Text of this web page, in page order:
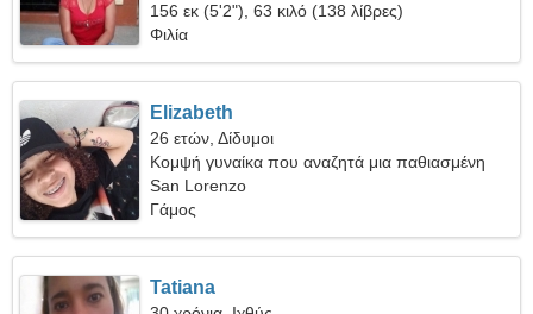
κατάστασης
156 εκ (5'2"), 63 κιλό (138 λίβρες)
Φιλία
Elizabeth
26 ετών, Δίδυμοι
Κομψή γυναίκα που αναζητά μια παθιασμένη
σχέση
San Lorenzo
Γάμος
Tatiana